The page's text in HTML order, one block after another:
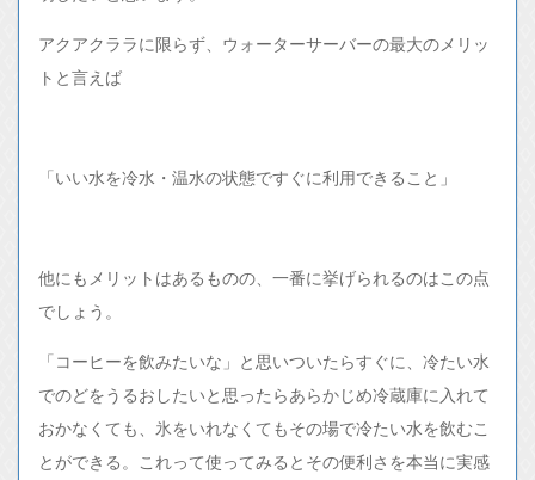
アクアクララに限らず、ウォーターサーバーの最大のメリッ
トと言えば
「いい水を冷水・温水の状態ですぐに利用できること」
他にもメリットはあるものの、一番に挙げられるのはこの点
でしょう。
「コーヒーを飲みたいな」と思いついたらすぐに、冷たい水
でのどをうるおしたいと思ったらあらかじめ冷蔵庫に入れて
おかなくても、氷をいれなくてもその場で冷たい水を飲むこ
とができる。これって使ってみるとその便利さを本当に実感